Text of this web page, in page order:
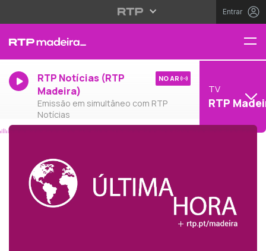
Entrar
RTP Notícias (RTP
Madeira)
Emissão em simultâneo com RTP
Notícias
NO AR
TV
RTP